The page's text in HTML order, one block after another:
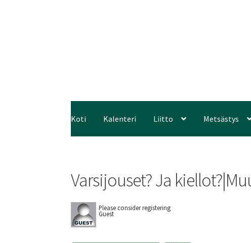
Koti Kalenteri Liitto Metsästys
Varsijouset? Ja
Please consider registering
Guest